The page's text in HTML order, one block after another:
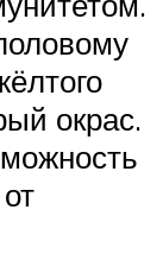
окрас.